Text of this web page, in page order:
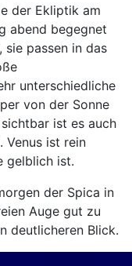
der Ekliptik am
abend begegnet
sie passen in das
unterschiedliche
von der Sonne
ist es auch
Venus ist rein
gelblich ist.
der Spica in
Auge gut zu
deutlicheren Blick.